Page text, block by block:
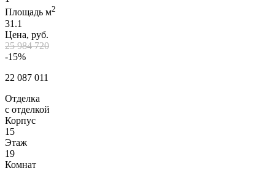
Площадь м2
31.1
Цена, руб.
25 984 720
-15%
22 087 011
Отделка
с отделкой
Корпус
15
Этаж
19
Комнат